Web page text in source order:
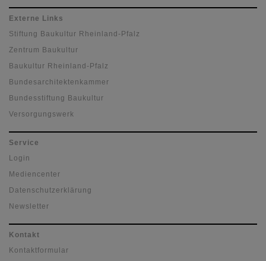
Externe Links
Stiftung Baukultur Rheinland-Pfalz
Zentrum Baukultur
Baukultur Rheinland-Pfalz
Bundesarchitektenkammer
Bundesstiftung Baukultur
Versorgungswerk
Service
Login
Mediencenter
Datenschutzerklärung
Newsletter
Kontakt
Kontaktformular